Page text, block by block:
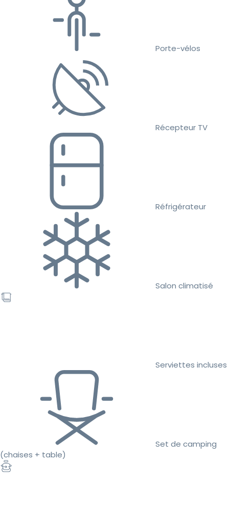
Porte-vélos
Récepteur TV
Réfrigérateur
Salon climatisé
Serviettes incluses
Set de camping
(chaises + table)